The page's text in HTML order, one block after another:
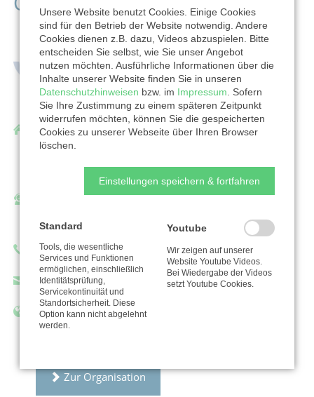
Evangelischer Kirchenkreis Hamm
Martin-Luther-Str. 27b
59065 Hamm
Andrea Weiden
Telefon: 023811420
andrea.weiden@kirchenkreis-hamm.de
Evangelischer Kirchenkreis Hamm
Zur Organisation
Unsere Website benutzt Cookies. Einige Cookies
sind für den Betrieb der Website notwendig. Andere
Cookies dienen z.B. dazu, Videos abzuspielen. Bitte
entscheiden Sie selbst, wie Sie unser Angebot
nutzen möchten. Ausführliche Informationen über die
Inhalte unserer Website finden Sie in unseren
Datenschutzhinweisen bzw. im Impressum . Sofern
Sie Ihre Zustimmung zu einem späteren Zeitpunkt
widerrufen möchten, können Sie die gespeicherten
Cookies zu unserer Webseite über Ihren Browser
löschen.
Einstellungen speichern & fortfahren
Standard
Tools, die wesentliche
Services und Funktionen
ermöglichen, einschließlich
Identitätsprüfung,
Servicekontinuität und
Standortsicherheit. Diese
Option kann nicht abgelehnt
werden.
Youtube
Wir zeigen auf unserer
Website Youtube Videos.
Bei Wiedergabe der Videos
setzt Youtube Cookies.